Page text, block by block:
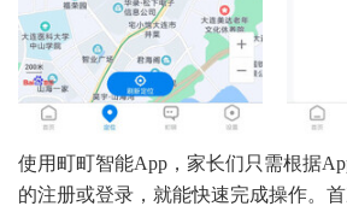
使用町町智能App，家长们只需根据
的注册或登录，就能快速完成操作。